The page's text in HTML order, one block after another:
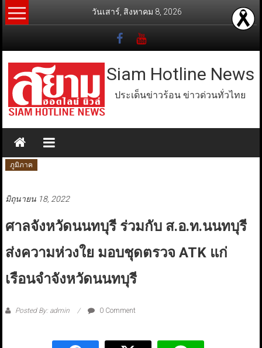
Skip
to
วันเสาร์, สิงหาคม 8, 2026
Siam Hotline News
ประเด็นข่าวร้อน ข่าวด่วนทั่วไทย
ภูมิภาค
มิถุนายน 18, 2022
ศาลจังหวัดนนทบุรี ร่วมกับ ส.อ.ท.นนทบุรี
ส่งความห่วงใย มอบชุดตรวจ ATK แก่
เรือนจำจังหวัดนนทบุรี
Posted By: admin 0 Comment